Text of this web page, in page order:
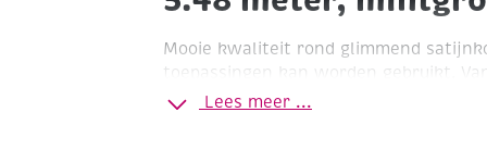
Mooie kwaliteit rond glimmend
toepassingen kan worden gebruikt.
kledingaccessoires, sieraden maken
Lees meer ...